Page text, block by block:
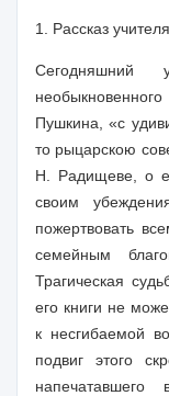
1. Рассказ учителя.
Пушкина, «с
то рыцарскою
Н. Радищеве, о
своим
пожертвовать
семейным
Трагическая
его книги не
к несгибаемой
подвиг этого